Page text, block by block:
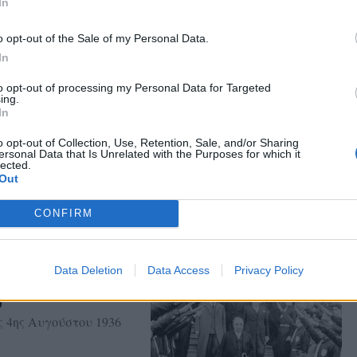
opt-out of the Sale of my Personal Data.
opt-out of processing my Personal Data for Targeted
opt-out of Collection, Use, Retention, Sale, and/or Sharing
Data that Is Unrelated with the Purposes for which it
CONFIRM
Data Deletion Data Access Privacy Policy
Καραπιπέρη-
στην άκρη της
Πανεπιστημίου
διακοπές
μένει χωρίς
12 ώρες και ζητά
4ης Αυγούστου 1936